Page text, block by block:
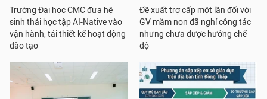
Trường Đại học CMC đưa hệ
sinh thái học tập AI-Native vào
vận hành, tái thiết kế hoạt động
đào tạo
Đề xuất trợ cấp một lần đối với
GV mầm non đã nghỉ công tác
nhưng chưa được hưởng chế
độ